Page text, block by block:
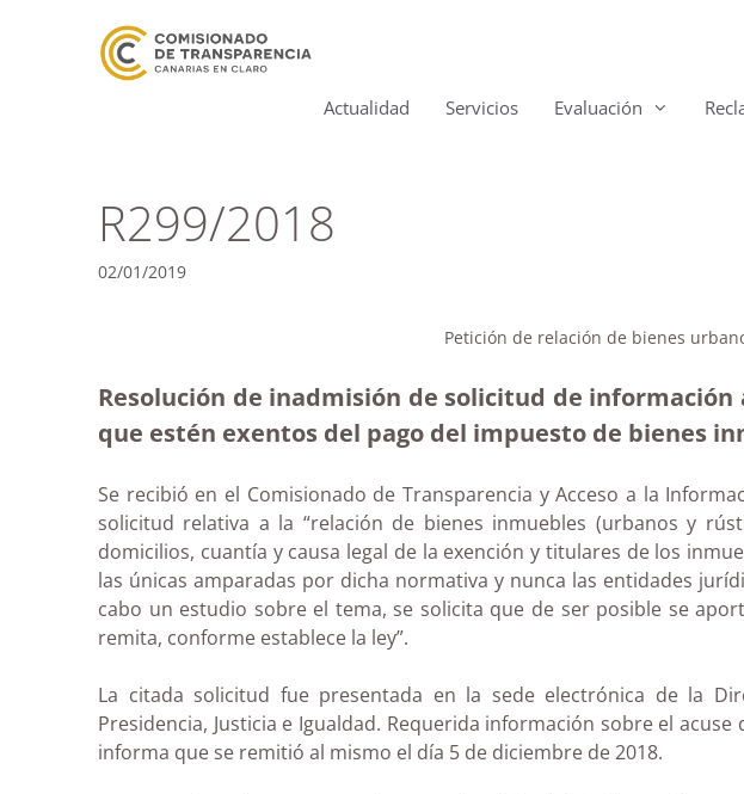
Actualidad Servicios Evaluación
R299/2018
02/01/2019
Petición de relación de bienes
Resolución de inadmisión de solicitud de
que estén exentos del pago del impuesto de bienes
Se recibió en el Comisionado de Transparencia y Acceso a la
solicitud relativa a la “relación de bienes inmuebles (urbanos y
domicilios, cuantía y causa legal de la exención y titulares de los
las únicas amparadas por dicha normativa y nunca las entidades
cabo un estudio sobre el tema, se solicita que de ser posible se
remita, conforme establece la ley”.
La citada solicitud fue presentada en la sede electrónica de la
Presidencia, Justicia e Igualdad. Requerida información sobre el
informa que se remitió al mismo el día 5 de diciembre de 2018.